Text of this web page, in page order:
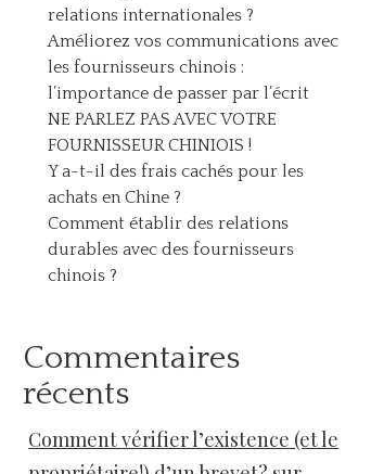
relations internationales ?
Améliorez vos communications avec
les fournisseurs chinois :
l’importance de passer par l’écrit
NE PARLEZ PAS AVEC VOTRE
FOURNISSEUR CHINIOIS !
Y a-t-il des frais cachés pour les
achats en Chine ?
Comment établir des relations
durables avec des fournisseurs
chinois ?
Commentaires
récents
Comment vérifier l’existence (et le